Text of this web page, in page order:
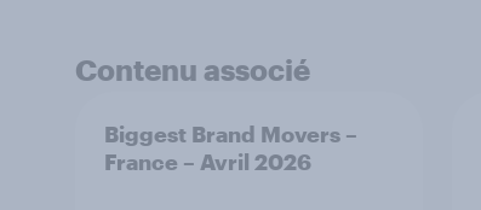
Contenu associé
Biggest Brand Movers –
France – Avril 2026